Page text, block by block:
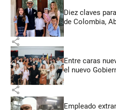
Diez claves
de Colombia,
share
Entre caras
el nuevo
share
Empleado